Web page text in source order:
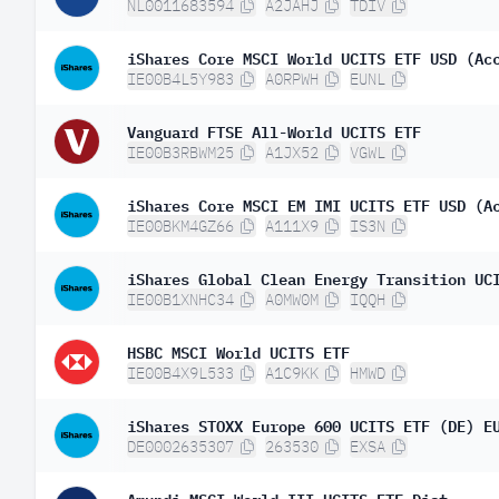
NL0011683594 A2JAHJ TDIV
iShares Core MSCI World UCITS ETF USD
IE00B4L5Y983 A0RPWH EUNL
Vanguard FTSE All-World UCITS ETF
IE00B3RBWM25 A1JX52 VGWL
iShares Core MSCI EM IMI UCITS ETF USD
IE00BKM4GZ66 A111X9 IS3N
iShares Global Clean Energy Transition
IE00B1XNHC34 A0MW0M IQQH
HSBC MSCI World UCITS ETF
IE00B4X9L533 A1C9KK HMWD
iShares STOXX Europe 600 UCITS ETF (DE)
DE0002635307 263530 EXSA